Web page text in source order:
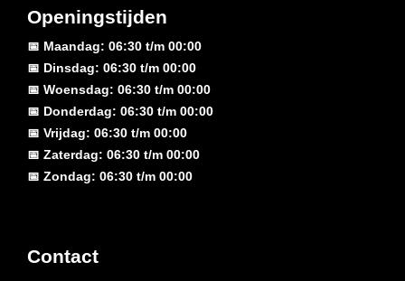
Openingstijden
📅 Maandag: 06:30 t/m 00:00
📅 Dinsdag: 06:30 t/m 00:00
📅 Woensdag: 06:30 t/m 00:00
📅 Donderdag: 06:30 t/m 00:00
📅 Vrijdag: 06:30 t/m 00:00
📅 Zaterdag: 06:30 t/m 00:00
📅 Zondag: 06:30 t/m 00:00
Contact